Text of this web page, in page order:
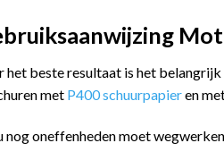
het beste resultaat is het
met P400 schuurpapieren
nog oneffenheden moet